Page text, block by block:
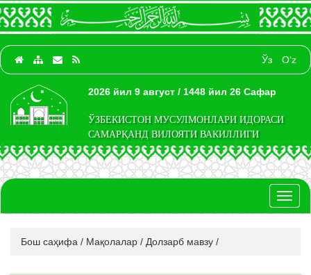
Ўз O‘z
2026 йил 9 август / 1448 йил 26 Сафар
ЎЗБЕКИСТОН МУСУЛМОНЛАРИ ИДОРАСИ
САМАРҚАНД ВИЛОЯТИ ВАКИЛЛИГИ
Бош саҳифа / Мақолалар / Долзарб мавзу /